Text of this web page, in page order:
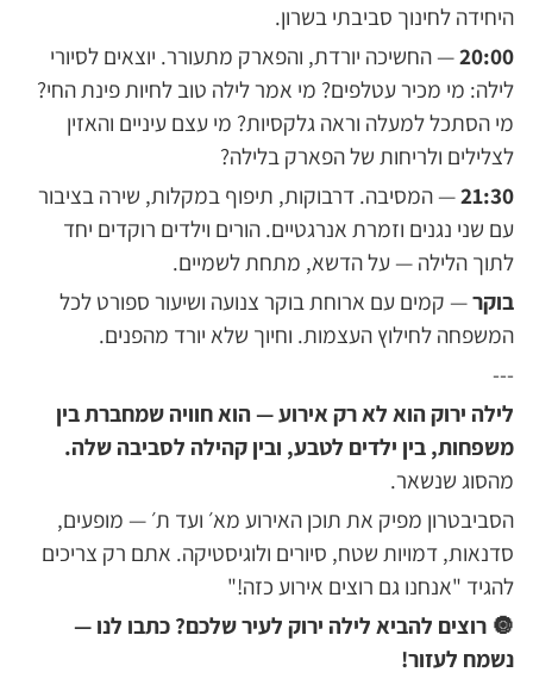
היחידה לחינוך סביבתי בשרון.
20:00— החשיכה יורדת, והפארק מתעורר. יוצאים לסיורי
לילה: מי מכיר עטלפים? מי אמר לילה טוב לחיות פינת החי?
מי הסתכל למעלה וראה גלקסיות? מי עצם עיניים והאזין
לצלילים ולריחות של הפארק בלילה?
21:30— המסיבה. דרבוקות, תיפוף במקלות, שירה בציבור
עם שני נגנים וזמרת אנרגטיים. הורים וילדים רוקדים יחד
לתוך הלילה — על הדשא, מתחת לשמיים.
בוקר— קמים עם ארוחת בוקר צנועה ושיעור ספורט לכל
המשפחה לחילוץ העצמות. וחיוך שלא יורד מהפנים.
---
לילה ירוק הוא לא רק אירוע — הוא חוויה שמחברת בין
משפחות, בין ילדים לטבע, ובין קהילה לסביבה שלה.
מהסוג שנשאר.
הסביבטרון מפיק את תוכן האירוע מא׳ ועד ת׳ — מופעים,
סדנאות, דמויות שטח, סיורים ולוגיסטיקה. אתם רק צריכים
להגיד "אנחנו גם רוצים אירוע כזה!"
🔘 רוצים להביא לילה ירוק לעיר שלכם? כתבו לנו —
נשמח לעזור!